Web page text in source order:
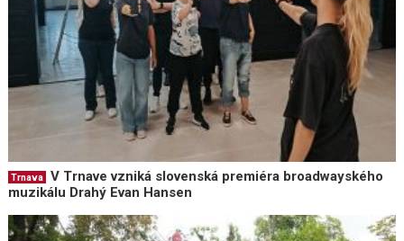
Trnava
V Trnave vzniká slovenská premiéra broadwayského
muzikálu Drahý Evan Hansen